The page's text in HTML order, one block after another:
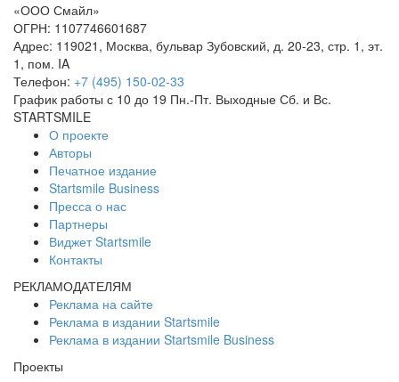
«ООО Смайл»
ОГРН: 1107746601687
Адрес: 119021 , Москва, бульвар Зубовский, д. 20-23, стр. 1, эт.
1, пом. IA
Телефон: +7 (495) 150-02-33
График работы с 10 до 19 Пн.-Пт. Выходные Сб. и Вс.
STARTSMILE
О проекте
Авторы
Печатное издание
Startsmile Business
Пресса о нас
Партнеры
Виджет Startsmile
Контакты
РЕКЛАМОДАТЕЛЯМ
Реклама на сайте
Реклама в издании Startsmile
Реклама в издании Startsmile Business
Проекты